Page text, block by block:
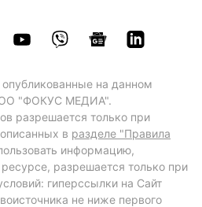
на данном
"ФОКУС МЕДИА".
разрешается только при
в разделе "Правила
информацию,
разрешается только при
гиперссылки на Сайт
не ниже первого